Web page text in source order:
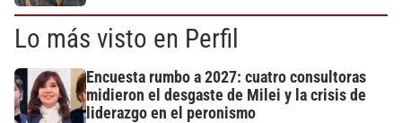
Lo más visto en Perfil
Encuesta rumbo a 2027: cuatro consultoras
midieron el desgaste de Milei y la crisis de
liderazgo en el peronismo